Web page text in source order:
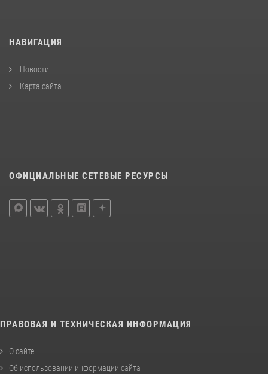
НАВИГАЦИЯ
Новости
Карта сайта
ОФИЦИАЛЬНЫЕ СЕТЕВЫЕ РЕСУРСЫ
ПРАВОВАЯ И ТЕХНИЧЕСКАЯ ИНФОРМАЦИЯ
О сайте
Об использовании информации сайта